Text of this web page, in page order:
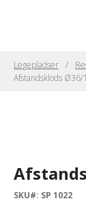
Legepladser
Afstandsklods Ø36/
SKU#: SP 1022